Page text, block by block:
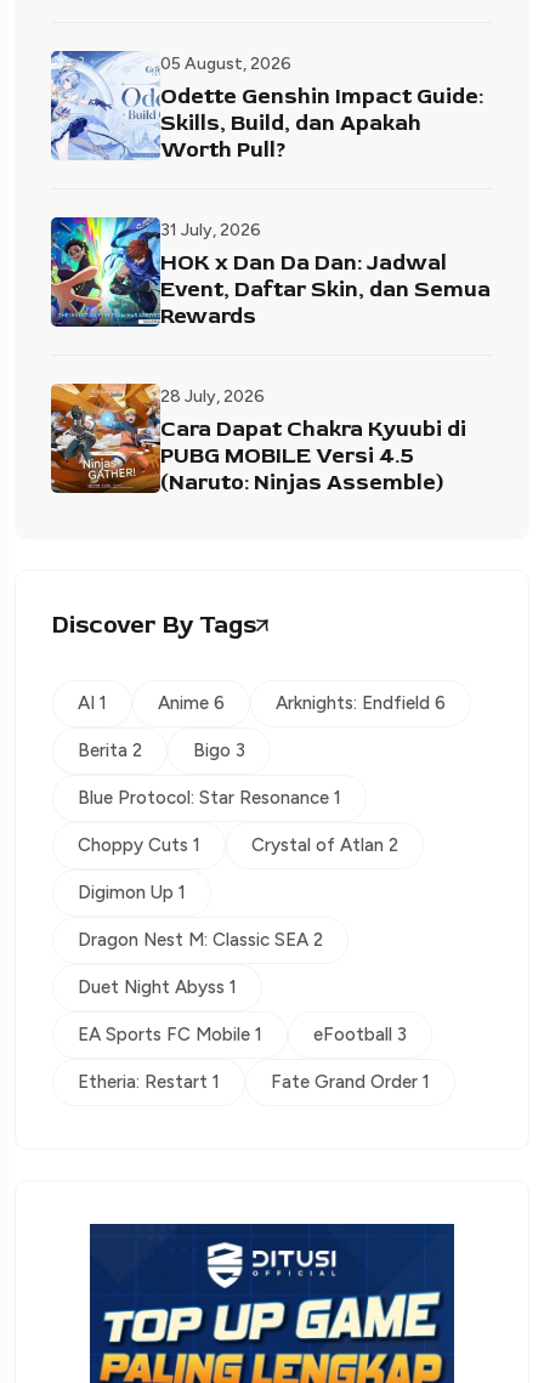
05 August, 2026
Odette Genshin Impact Guide:
Skills, Build, dan Apakah
Worth Pull?
31 July, 2026
HOK x Dan Da Dan: Jadwal
Event, Daftar Skin, dan Semua
Rewards
28 July, 2026
Cara Dapat Chakra Kyuubi di
PUBG MOBILE Versi 4.5
(Naruto: Ninjas Assemble)
Discover By Tags
AI 1 Anime 6 Arknights: Endfield 6
Berita 2 Bigo 3
Blue Protocol: Star Resonance 1
Choppy Cuts 1 Crystal of Atlan 2
Digimon Up 1
Dragon Nest M: Classic SEA 2
Duet Night Abyss 1
EA Sports FC Mobile 1 eFootball 3
Etheria: Restart 1 Fate Grand Order 1